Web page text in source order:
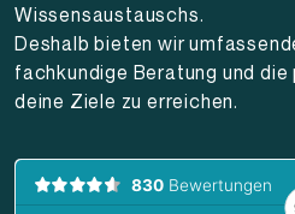
Wissensaustauschs.
Deshalb bieten wir
fachkundige Beratung und
deine Ziele zu erreichen.